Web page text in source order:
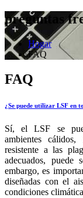
preguntas
Hogar
FAQ
FAQ
¿Se puede utilizar LSF en
Sí, el LSF se
ambientes
resistente a las
adecuados, puede
embargo, es
diseñadas con el
condiciones